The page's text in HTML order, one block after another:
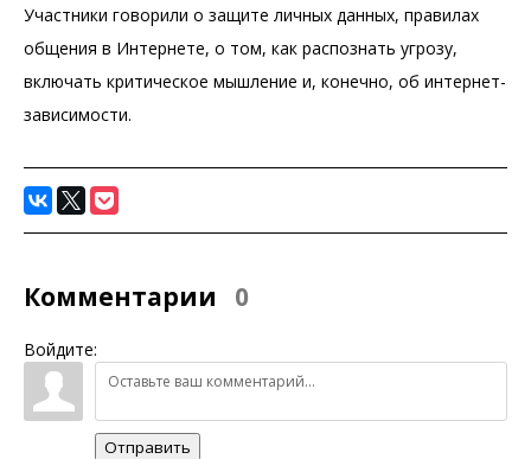
Участники говорили о защите личных данных, правилах
общения в Интернете, о том, как распознать угрозу,
включать критическое мышление и, конечно, об интернет-
зависимости.
Комментарии 0
Войдите:
Отправить